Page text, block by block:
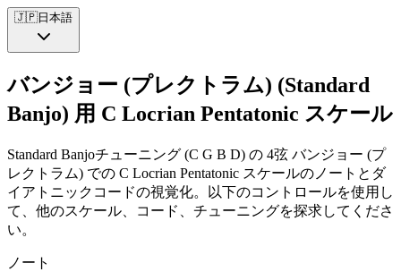
🇯🇵日本語
バンジョー (プレクトラム) (Standard
Banjo) 用 C Locrian Pentatonic スケール
Standard Banjoチューニング (C G B D) の 4弦 バンジョー (プ
レクトラム) での C Locrian Pentatonic スケールのノートとダ
イアトニックコードの視覚化。以下のコントロールを使用し
て、他のスケール、コード、チューニングを探求してくださ
い。
ノート